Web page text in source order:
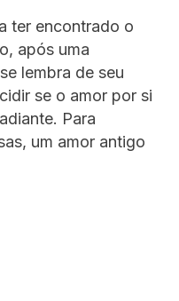
ter encontrado o
após uma
lembra de seu
se o amor por si
Para
um amor antigo